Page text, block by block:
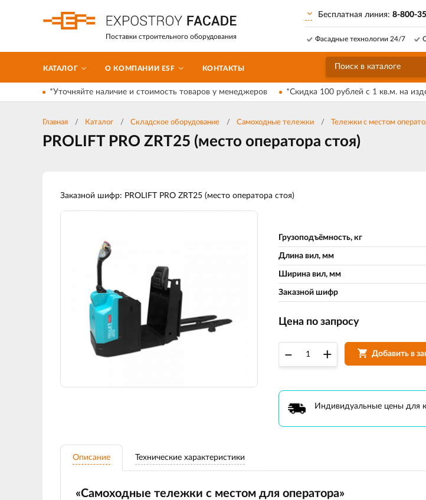
Поставки строительного оборудования
Бесплатная линия: 8-800-
Фасадные технологии 24/7
КАТАЛОГ О КОМПАНИИ ESF КОНТАКТЫ
*Уточняйте наличие и стоимость товаров у менеджеров *Скидка 100 рублей с 1 кв.м. на
Главная Каталог Складское оборудование Самоходные тележки Тележки с местом
PROLIFT PRO ZRT25 (место оператора стоя)
Заказной шифр: PROLIFT PRO ZRT25 (место оператора стоя)
Грузоподъёмность, кг
Длина вил, мм
Ширина вил, мм
Заказной шифр
Цена по запросу
– + Добавить в
Индивидуальные цены для
Описание Технические характеристики
«Самоходные тележки с местом для оператора»